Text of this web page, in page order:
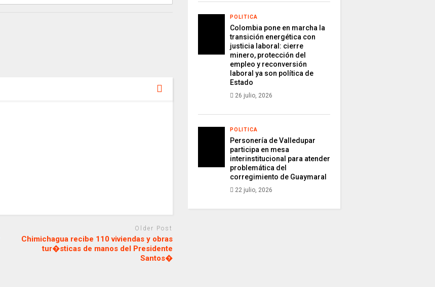
Older Post
Chimichagua recibe 110 viviendas y obras
tur�sticas de manos del Presidente
Santos�
POLITICA
Colombia pone en marcha la
transición energética con
justicia laboral: cierre
minero, protección del
empleo y reconversión
laboral ya son política de
Estado
26 julio, 2026
POLITICA
Personería de Valledupar
participa en mesa
interinstitucional para atender
problemática del
corregimiento de Guaymaral
22 julio, 2026